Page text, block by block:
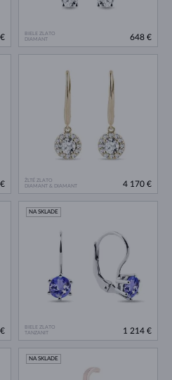
BIELE ZLATO
DIAMANT
648 €
ŽLTÉ ZLATO
DIAMANT & DIAMANT
4 170 €
BIELE ZLATO
TANZANIT
NA SKLADE
1 214 €
NA SKLADE